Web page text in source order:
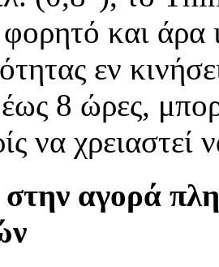
φορητό και άρα
εν
8 ώρες,
να χρειαστεί
αγορά